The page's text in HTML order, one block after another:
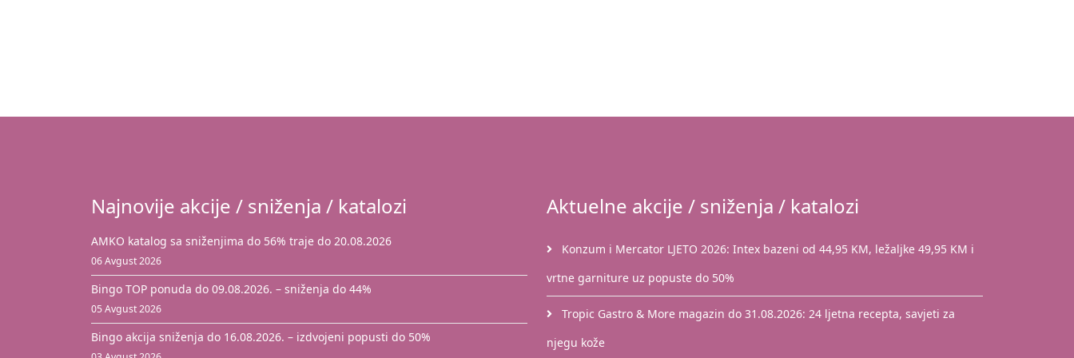
Najnovije akcije / sniženja / katalozi
AMKO katalog sa sniženjima do 56% traje do 20.08.2026
06 Avgust 2026
Bingo TOP ponuda do 09.08.2026. – sniženja do 44%
05 Avgust 2026
Bingo akcija sniženja do 16.08.2026. – izdvojeni popusti do 50%
Aktuelne akcije / sniženja / katalozi
Konzum i Mercator LJETO 2026: Intex bazeni od 44,95 KM, ležaljke 49,95 KM i
vrtne garniture uz popuste do 50%
Tropic Gastro & More magazin do 31.08.2026: 24 ljetna recepta, savjeti za
njegu kože